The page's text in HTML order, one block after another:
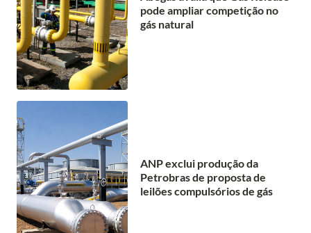
pode ampliar competição no
gás natural
ANP exclui produção da
Petrobras de proposta de
leilões compulsórios de gás